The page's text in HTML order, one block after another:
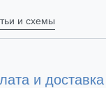
и схемы
и доставка